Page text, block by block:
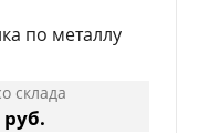
по металлу
склада
руб.